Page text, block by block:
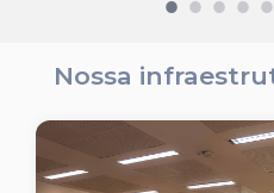
Nossa